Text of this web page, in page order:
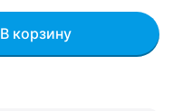
В корзину